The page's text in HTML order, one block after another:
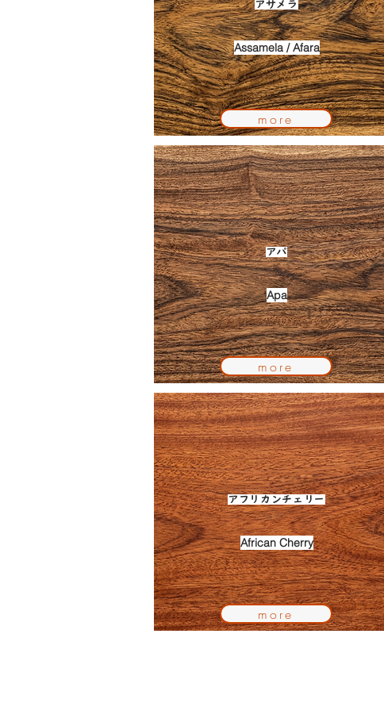
アサメラ
Assamela / Afara
more
アパ
Apa
more
アフリカンチェリー
African Cherry
more